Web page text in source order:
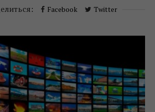
Facebook Twitter